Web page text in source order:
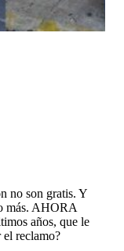
no son gratis. Y
más. AHORA
años, que le
el reclamo?